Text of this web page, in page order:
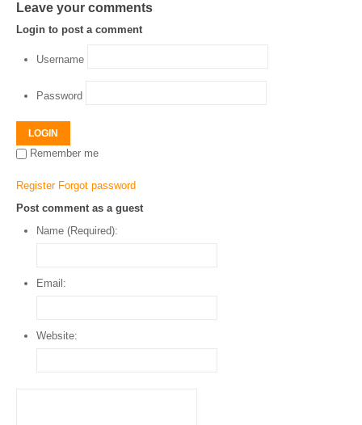
Leave your comments
Login to post a comment
Username
Password
LOGIN
Remember me
Register Forgot password
Post comment as a guest
Name (Required):
Email:
Website: